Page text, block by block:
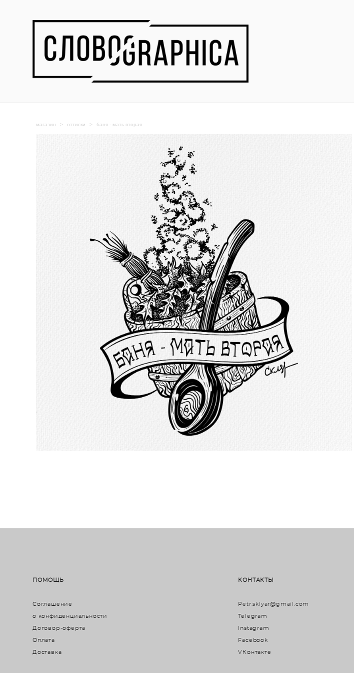
магазин > оттиски > баня - мать вторая
ПОМОЩЬ
Соглашение
о конфиденциальности
Договор-оферта
Оплата
Доставка
КОНТАКТЫ
Petr.sklyar@gmail.com
Telegram
Instagram
Facebook
VКонтакте